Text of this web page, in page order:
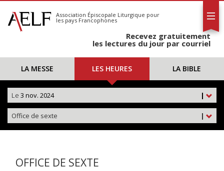
S'abonner
Calendrier
Association Épiscopale Liturgique pour
les pays Francophones
Recevez gratuitement
les lectures du jour par courriel
LA MESSE LES HEURES LA BIBLE
|
Le 3 nov. 2024
|
Office de sexte
OFFICE DE SEXTE